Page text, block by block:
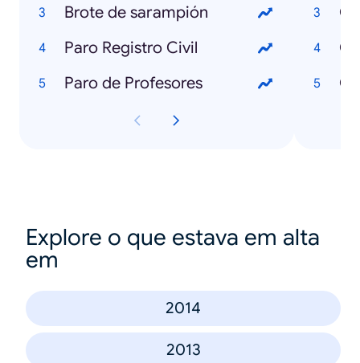
Brote de sarampión
Paro Registro Civil
Paro de Profesores
Explore o que estava em alta
em
2014
2013